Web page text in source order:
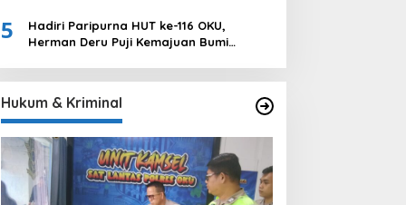
5
Hadiri Paripurna HUT ke-116 OKU,
Herman Deru Puji Kemajuan Bumi
Hukum & Kriminal